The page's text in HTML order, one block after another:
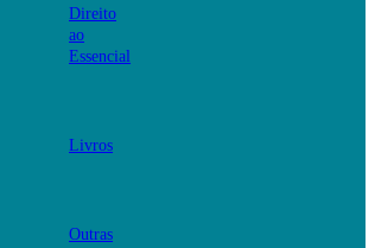
Direito
ao
Essencial
Livros
Outras